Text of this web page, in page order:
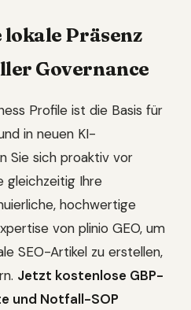
Präsenz
Governance
Profile ist die Basis für
in neuen KI-
Sie sich proaktiv vor
gleichzeitig Ihre
hochwertige
von plinio GEO, um
SEO-Artikel zu erstellen,
Jetzt kostenlose GBP-
und Notfall-SOP